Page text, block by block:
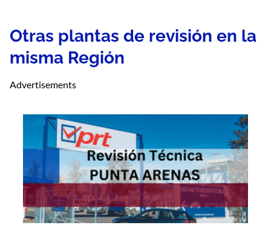
Otras plantas de revisión en la
misma Región
Advertisements